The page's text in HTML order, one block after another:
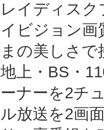
レイディス
イビジョン画
まの美しさ
地上・BS・
ーナーを2チ
ル放送を2画